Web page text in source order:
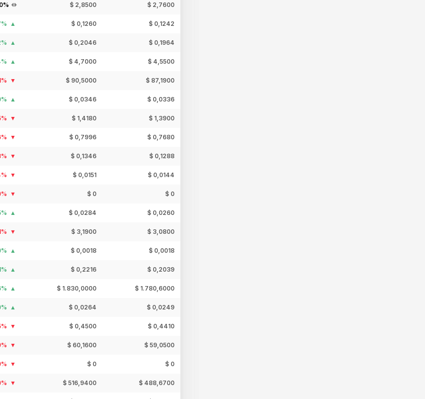
0% $ 2,8500 $ 2,7600
$ 0,1260 $ 0,1242
$ 0,2046 $ 0,1964
$ 4,7000 $ 4,5500
$ 90,5000 $ 87,1900
$ 0,0346 $ 0,0336
$ 1,4180 $ 1,3900
$ 0,7996 $ 0,7680
$ 0,1346 $ 0,1288
$ 0,0151 $ 0,0144
$ 0 $ 0
$ 0,0284 $ 0,0260
$ 3,1900 $ 3,0800
$ 0,0018 $ 0,0018
$ 0,2216 $ 0,2039
$ 1.830,0000 $ 1.780,6000
$ 0,0264 $ 0,0249
$ 0,4500 $ 0,4410
$ 60,1600 $ 59,0500
$ 0 $ 0
$ 516,9400 $ 488,6700